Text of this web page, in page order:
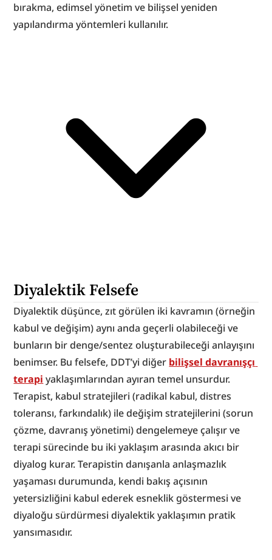
bırakma, edimsel yönetim ve bilişsel yeniden
yapılandırma yöntemleri kullanılır.
Diyalektik Felsefe
Diyalektik düşünce, zıt görülen iki kavramın (örneğin
kabul ve değişim) aynı anda geçerli olabileceği ve
bunların bir denge/sentez oluşturabileceği anlayışını
benimser. Bu felsefe, DDT’yi diğer bilişsel davranışçı
terapi yaklaşımlarından ayıran temel unsurdur.
Terapist, kabul stratejileri (radikal kabul, distres
toleransı, farkındalık) ile değişim stratejilerini (sorun
çözme, davranış yönetimi) dengelemeye çalışır ve
terapi sürecinde bu iki yaklaşım arasında akıcı bir
diyalog kurar. Terapistin danışanla anlaşmazlık
yaşaması durumunda, kendi bakış açısının
yetersizliğini kabul ederek esneklik göstermesi ve
diyaloğu sürdürmesi diyalektik yaklaşımın pratik
yansımasıdır.